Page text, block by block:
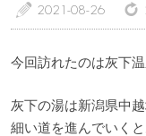
特徴・こだわり
管理人随筆
a 2021-08-26 z
今回訪れたのは灰下
灰下の湯は新潟県中
細い道を進んでいく